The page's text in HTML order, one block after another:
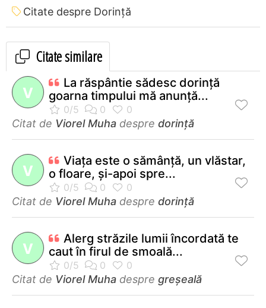
Citate despre Dorință
Citate similare
V
La răspântie sădesc dorinţă
goarna timpului mă anunţă...
Citat de Viorel Muha despre dorință
V
Viaţa este o sămânţă, un vlăstar,
o floare, şi-apoi spre...
Citat de Viorel Muha despre dorință
V
Alerg străzile lumii încordată te
caut în firul de smoală...
Citat de Viorel Muha despre greșeală